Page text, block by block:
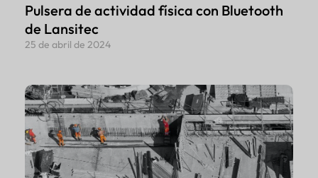
Pulsera de actividad física con Bluetooth
de Lansitec
25 de abril de 2024